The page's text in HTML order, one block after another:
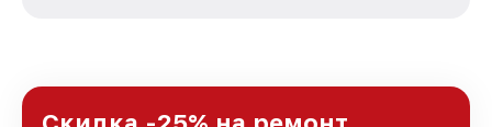
и лояльности наших клиентов.